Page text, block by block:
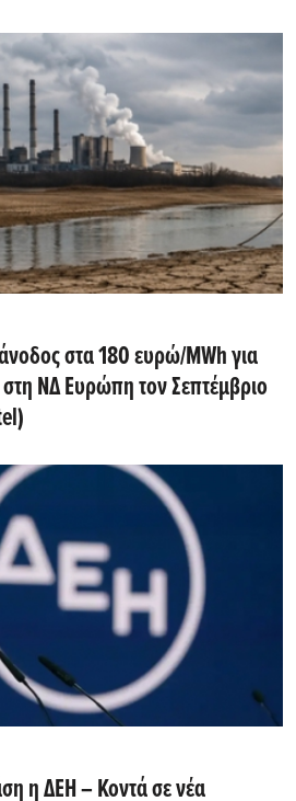
στα 180 ευρώ/MWh για
στη ΝΔ Ευρώπη τον Σεπτέμβριο
η ΔΕΗ – Κοντά σε νέα